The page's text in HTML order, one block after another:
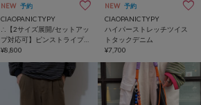
NEW 予約
CIAOPANIC TYPY
∴【2サイズ展開/セットアッ
プ対応可】ピンストライプ
レースパンツ
¥8,800
NEW 予約
CIAOPANIC TYPY
ハイパーストレッチツイス
トタックデニム
¥7,700